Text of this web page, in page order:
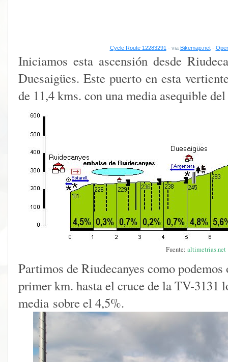
Cycle Route 12283291 - via Bikemap.net-
Iniciamos esta ascensión desde
Duesaigües. Este puerto en esta
de 11,4 kms. con una media asequible
Fuente: altimetrias.net
Partimos de Riudecanyes como
primer km. hasta el cruce de la TV-3131
media sobre el 4,5%.